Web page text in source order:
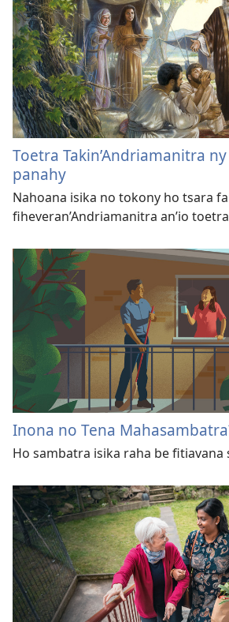
Toetra Takin’Andriamanitra
panahy
Nahoana isika no tokony ho tsara
fiheveran’Andriamanitra an’io
Inona no Tena
Ho sambatra isika raha be fitiavana